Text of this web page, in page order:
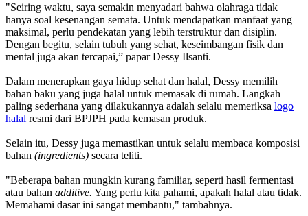
"Seiring waktu, saya semakin menyadari bahwa olahraga tidak
hanya soal kesenangan semata. Untuk mendapatkan manfaat yang
maksimal, perlu pendekatan yang lebih terstruktur dan disiplin.
Dengan begitu, selain tubuh yang sehat, keseimbangan fisik dan
mental juga akan tercapai,” papar Dessy Ilsanti.
Dalam menerapkan gaya hidup sehat dan halal, Dessy memilih
bahan baku yang juga halal untuk memasak di rumah. Langkah
paling sederhana yang dilakukannya adalah selalu memeriksa logo
halal resmi dari BPJPH pada kemasan produk.
Selain itu, Dessy juga memastikan untuk selalu membaca komposisi
bahan (ingredients) secara teliti.
"Beberapa bahan mungkin kurang familiar, seperti hasil fermentasi
atau bahan additive. Yang perlu kita pahami, apakah halal atau tidak.
Memahami dasar ini sangat membantu," tambahnya.